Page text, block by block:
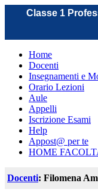
Classe 1
Home
Docenti
Insegnamenti e
Orario Lezioni
Aule
Appelli
Iscrizione Esami
Help
Appost@ per te
HOME
Docenti: Filomena